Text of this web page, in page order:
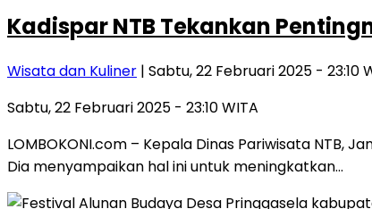
Kadispar NTB Tekankan
Wisata dan Kuliner | Sabtu, 22 Februari 2025 - 23:10
Sabtu, 22 Februari 2025 - 23:10 WITA
LOMBOKONI.com – Kepala Dinas Pariwisata
Dia menyampaikan hal ini untuk meningkatkan…